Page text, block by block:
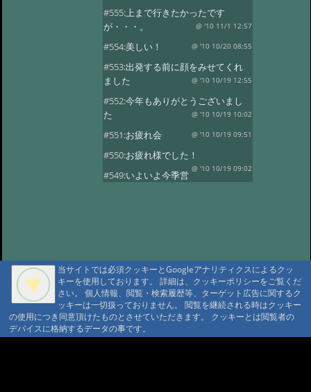
#555:上まで行きたかったです
が・・・。
@ '10 11/1 12:57
#554:美しい！ @ '10 10/20 08:55
#553:出発する前に顔をみせてくれ
ました
@ '10 10/19 12:55
#552:今年もありがとうございまし
た
@ '10 10/19 10:02
#551:お疲れ会 @ '10 10/19 09:51
#550:お疲れ様でした！
@ '10 10/19 09:02
#549:いよいよ今季営
#546:山の神様に歓迎されています
ね
@ '10 10/19 08:20
#545: 沼巡り最終日 @ '10 10/18 11:51
#544:霞ちゃん！ @ '10 10/18 11:32
#543:ヒグマセンター終了
当サイトでは必須クッキーとGoogleアナリティクスによるクッ
キーを使用しております。 詳細は、クッキーポリシーをご覧くだ
さい。 個人情報、閲覧・検索履歴等、ターゲット広告に関するク
ッキーは一切扱っておりません。 閲覧を継続される時はクッキー
の使用につき同意頂けたものとさせていただきます。 クッキーとは閲覧者の
デバイスに格納するデータの事です。